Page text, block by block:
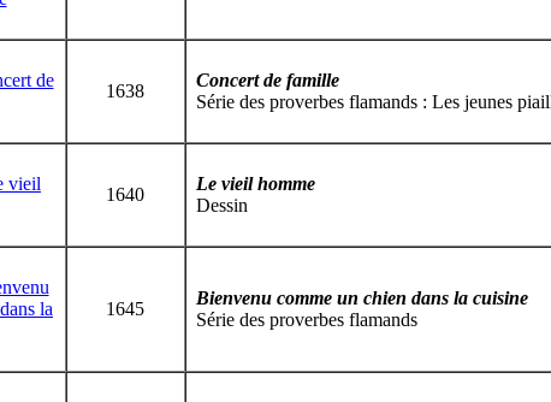
1638
Concert de famille
Série des proverbes flamands : Les jeunes
1640
Le vieil homme
Dessin
1645
Bienvenu comme un chien dans la cuisine
Série des proverbes flamands